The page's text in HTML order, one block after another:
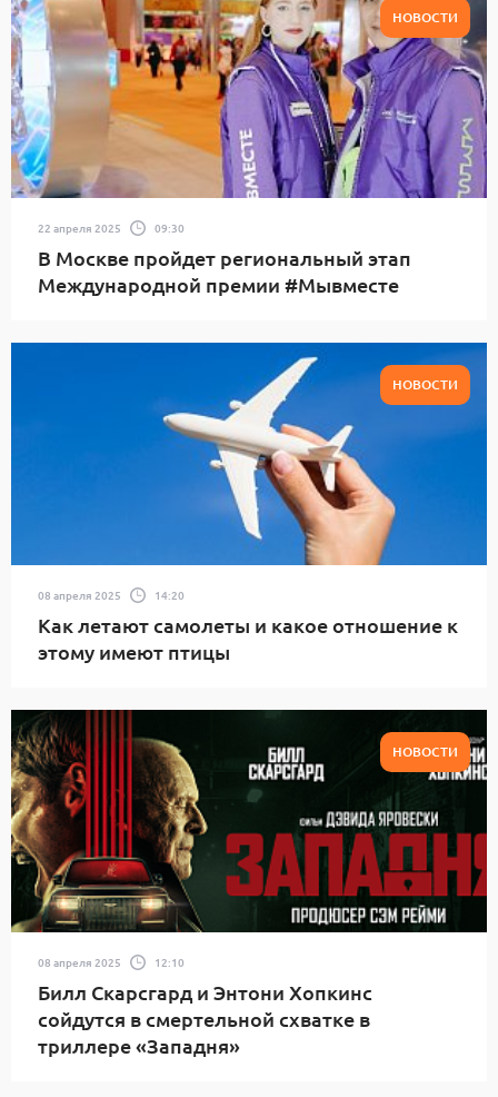
НОВОСТИ
22 апреля 2025 09:30
В Москве пройдет региональный этап
Международной премии #Мывместе
НОВОСТИ
08 апреля 2025 14:20
Как летают самолеты и какое отношение к
этому имеют птицы
НОВОСТИ
08 апреля 2025 12:10
Билл Скарсгард и Энтони Хопкинс
сойдутся в смертельной схватке в
триллере «Западня»